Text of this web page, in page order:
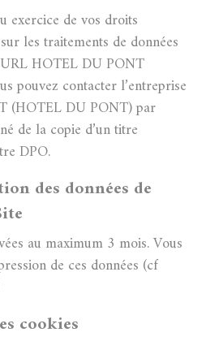
exercice de vos droits
les traitements de données
HOTEL DU PONT
pouvez contacter l’entreprise
(HOTEL DU PONT) par
de la copie d’un titre
DPO.
des données de
au maximum 3 mois. Vous
de ces données (cf
cookies